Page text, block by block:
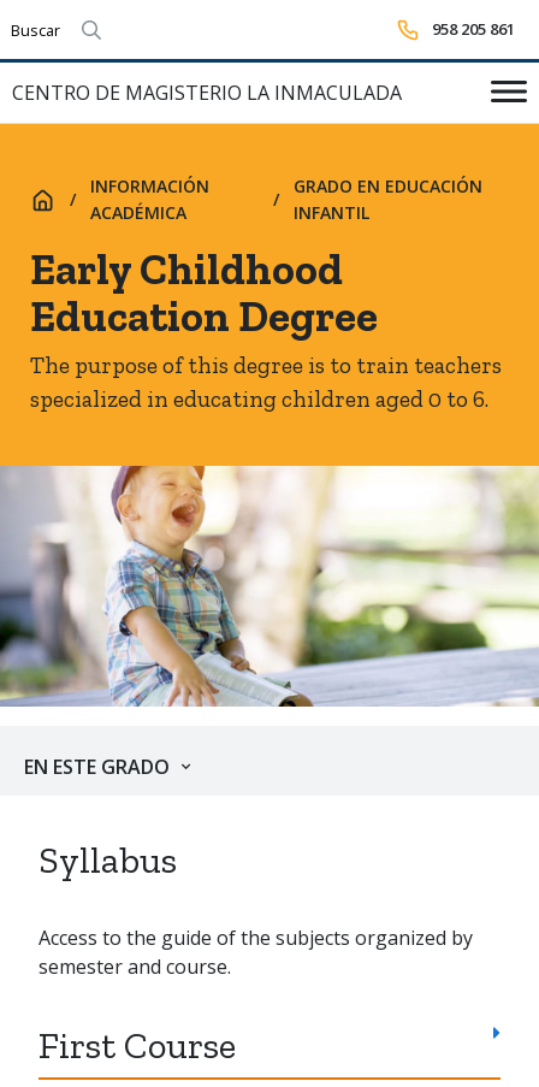
Realizar búsqueda 958 205 861
CENTRO DE MAGISTERIO LA INMACULADA
INICIO
INFORMACIÓN
ACADÉMICA
GRADO EN EDUCACIÓN
INFANTIL
Early Childhood
Education Degree
The purpose of this degree is to train teachers
specialized in educating children aged 0 to 6.
EN ESTE GRADO
Syllabus
Access to the guide of the subjects organized by
semester and course.
First Course